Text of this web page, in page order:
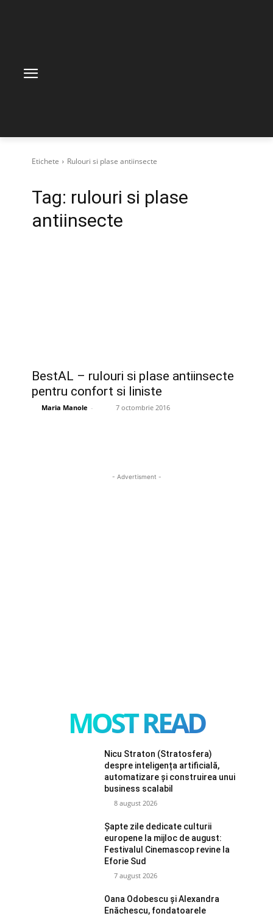
Etichete Rulouri si plase antiinsecte
Tag: rulouri si plase
antiinsecte
BestAL – rulouri si plase antiinsecte
pentru confort si liniste
Maria Manole - 7 octombrie 2016
- Advertisment -
MOST READ
Nicu Straton (Stratosfera)
despre inteligența artificială,
automatizare și construirea unui
business scalabil
8 august 2026
Șapte zile dedicate culturii
europene la mijloc de august:
Festivalul Cinemascop revine la
Eforie Sud
7 august 2026
Oana Odobescu și Alexandra
Enăchescu, fondatoarele